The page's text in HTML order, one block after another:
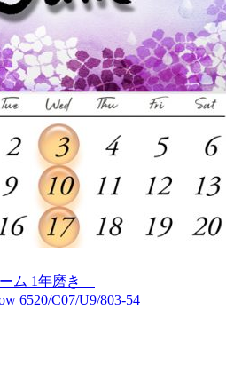
ム 1年磨き
6520/C07/U9/803-54